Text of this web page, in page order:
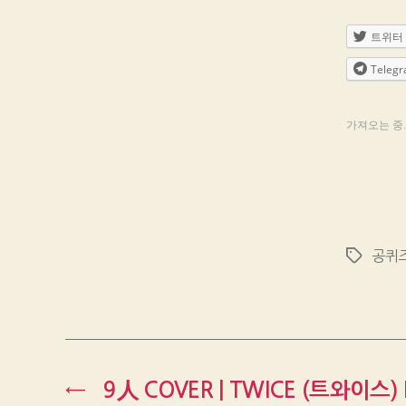
트위터
가져오는 중
Tags공퀴
←
9人 COVER | TWICE (트와이스